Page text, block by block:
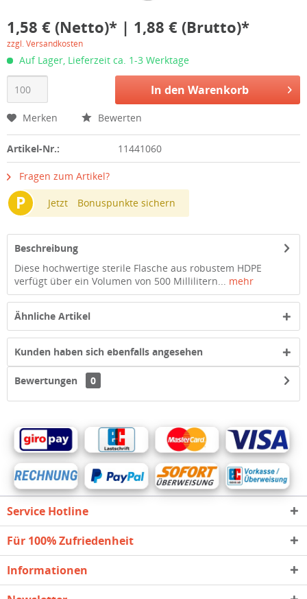
1,58 € (Netto)* | 1,88 € (Brutto)*
zzgl. Versandkosten
Auf Lager, Lieferzeit ca. 1-3 Werktage
In den Warenkorb
Merken Bewerten
Artikel-Nr.: 11441060
Fragen zum Artikel?
P Jetzt Bonuspunkte sichern
Beschreibung
Diese hochwertige sterile Flasche aus robustem HDPE
verfügt über ein Volumen von 500 Millilitern... mehr
Ähnliche Artikel
Kunden haben sich ebenfalls angesehen
Bewertungen 0
Service Hotline
Für 100% Zufriedenheit
Informationen